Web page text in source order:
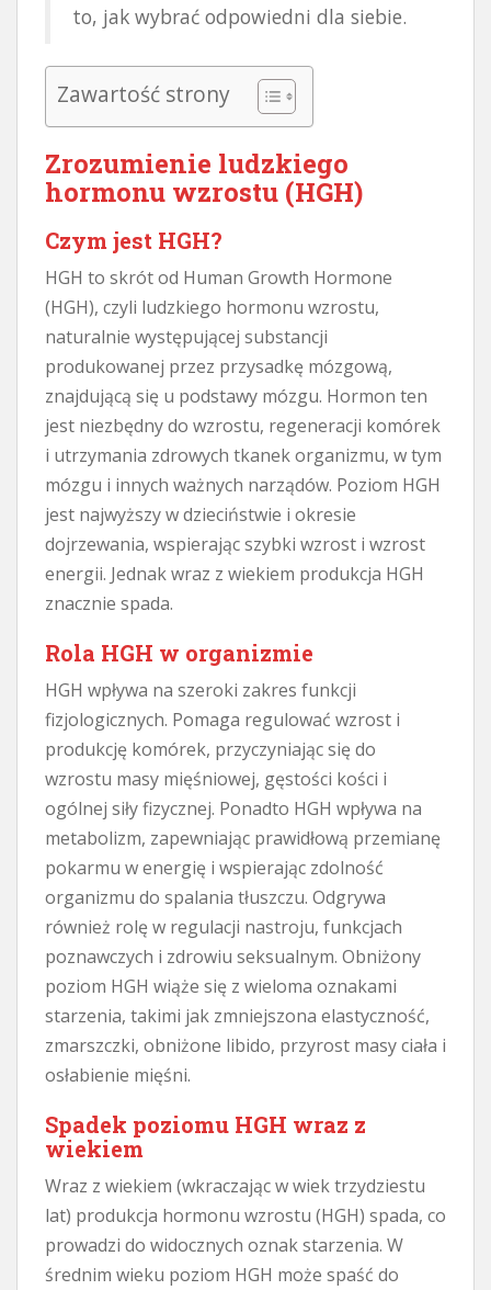
to, jak wybrać odpowiedni dla siebie.
Zawartość strony
Zrozumienie ludzkiego
hormonu wzrostu (HGH)
Czym jest HGH?
HGH to skrót od Human Growth Hormone
(HGH), czyli ludzkiego hormonu wzrostu,
naturalnie występującej substancji
produkowanej przez przysadkę mózgową,
znajdującą się u podstawy mózgu. Hormon ten
jest niezbędny do wzrostu, regeneracji komórek
i utrzymania zdrowych tkanek organizmu, w tym
mózgu i innych ważnych narządów. Poziom HGH
jest najwyższy w dzieciństwie i okresie
dojrzewania, wspierając szybki wzrost i wzrost
energii. Jednak wraz z wiekiem produkcja HGH
znacznie spada.
Rola HGH w organizmie
HGH wpływa na szeroki zakres funkcji
fizjologicznych. Pomaga regulować wzrost i
produkcję komórek, przyczyniając się do
wzrostu masy mięśniowej, gęstości kości i
ogólnej siły fizycznej. Ponadto HGH wpływa na
metabolizm, zapewniając prawidłową przemianę
pokarmu w energię i wspierając zdolność
organizmu do spalania tłuszczu. Odgrywa
również rolę w regulacji nastroju, funkcjach
poznawczych i zdrowiu seksualnym. Obniżony
poziom HGH wiąże się z wieloma oznakami
starzenia, takimi jak zmniejszona elastyczność,
zmarszczki, obniżone libido, przyrost masy ciała i
osłabienie mięśni.
Spadek poziomu HGH wraz z
wiekiem
Wraz z wiekiem (wkraczając w wiek trzydziestu
lat) produkcja hormonu wzrostu (HGH) spada, co
prowadzi do widocznych oznak starzenia. W
średnim wieku poziom HGH może spaść do